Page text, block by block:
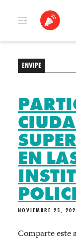
ENVIPE
EN
NOVIEMBRE 25,
Comparte este